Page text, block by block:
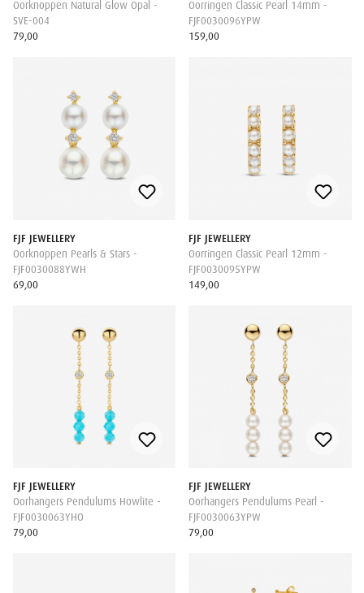
Oorknoppen Natural Glow Opal -
SVE-004
79,00
Oorringen Classic Pearl 14mm -
FJF0030096YPW
159,00
FJF JEWELLERY
Oorknoppen Pearls & Stars -
FJF0030088YWH
69,00
FJF JEWELLERY
Oorringen Classic Pearl 12mm -
FJF0030095YPW
149,00
FJF JEWELLERY
Oorhangers Pendulums Howlite -
FJF0030063YHO
79,00
FJF JEWELLERY
Oorhangers Pendulums Pearl -
FJF0030063YPW
79,00